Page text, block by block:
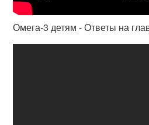
Омега-3 детям - Ответы на